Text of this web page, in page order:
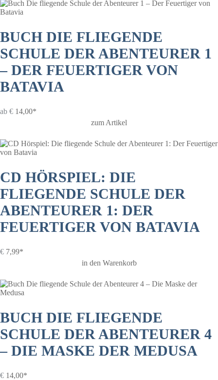
BUCH DIE FLIEGENDE
SCHULE DER ABENTEURER 1
– DER FEUERTIGER VON
BATAVIA
ab € 14,00*
zum Artikel
CD HÖRSPIEL: DIE
FLIEGENDE SCHULE DER
ABENTEURER 1: DER
FEUERTIGER VON BATAVIA
€ 7,99*
in den Warenkorb
BUCH DIE FLIEGENDE
SCHULE DER ABENTEURER 4
– DIE MASKE DER MEDUSA
€ 14,00*